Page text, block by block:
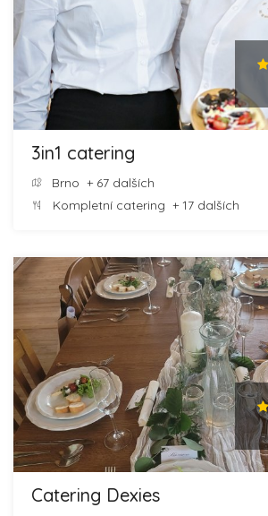
3in1 catering
Brno + 67 dalších
Kompletní catering + 17 dalších
Catering Dexies